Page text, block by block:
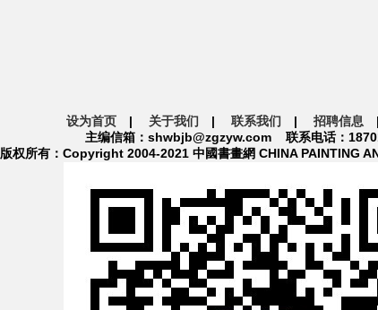
设为首页 | 关于我们 | 联系我们 | 招聘信息
主编信箱：shwbjb@zgzyw.com 联系电话：
版权所有：Copyright 2004-2021 中國書畫網 CHINA PAINTING